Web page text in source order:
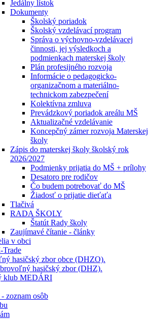
Jedálny lístok
Dokumenty
Školský poriadok
Školský vzdelávací program
Správa o výchovno-vzdelávacej
činnosti, jej výsledkoch a
podmienkach materskej školy
Plán profesijného rozvoja
Informácie o pedagogicko-
organizačnom a materiálno-
technickom zabezpečení
Kolektívna zmluva
Prevádzkový poriadok areálu MŠ
Aktualizačné vzdelávanie
Koncepčný zámer rozvoja Materskej
školy
Zápis do materskej školy školský rok
2026/2027
Podmienky prijatia do MŠ + prílohy
Desatoro pre rodičov
Čo budem potrebovať do MŠ
Žiadosť o prijatie dieťaťa
Tlačivá
RADA ŠKOLY
Štatút Rady školy
Zaujímavé čítanie - články
v obci
Trade
hasičský zbor obce (DHZO).
hasičský zbor (DHZ).
klub MEDÁRI
zoznam osôb